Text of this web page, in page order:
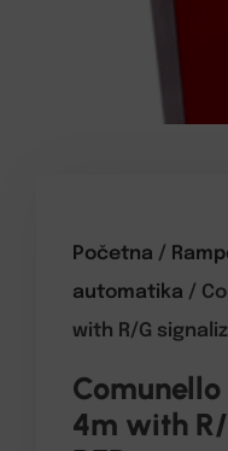
Početna /
automatika /
with R/G
4m with